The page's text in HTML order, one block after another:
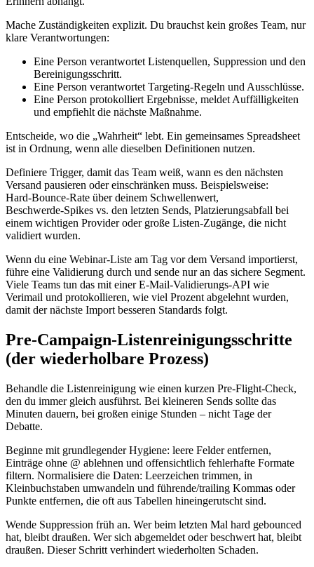
Mache Zuständigkeiten explizit. Du brauchst kein großes Team, nur
klare Verantwortungen:
Eine Person verantwortet Listenquellen, Suppression und den
Bereinigungsschritt.
Eine Person verantwortet Targeting‑Regeln und Ausschlüsse.
Eine Person protokolliert Ergebnisse, meldet Auffälligkeiten
und empfiehlt die nächste Maßnahme.
Entscheide, wo die „Wahrheit“ lebt. Ein gemeinsames Spreadsheet
ist in Ordnung, wenn alle dieselben Definitionen nutzen.
Definiere Trigger, damit das Team weiß, wann es den nächsten
Versand pausieren oder einschränken muss. Beispielsweise:
Hard‑Bounce‑Rate über deinem Schwellenwert,
Beschwerde‑Spikes vs. den letzten Sends, Platzierungsabfall bei
einem wichtigen Provider oder große Listen‑Zugänge, die nicht
validiert wurden.
Wenn du eine Webinar‑Liste am Tag vor dem Versand importierst,
führe eine Validierung durch und sende nur an das sichere Segment.
Viele Teams tun das mit einer E‑Mail‑Validierungs‑API wie
Verimail und protokollieren, wie viel Prozent abgelehnt wurden,
damit der nächste Import besseren Standards folgt.
Pre‑Campaign‑Listenreinigungsschritte
(der wiederholbare Prozess)
Behandle die Listenreinigung wie einen kurzen Pre‑Flight‑Check,
den du immer gleich ausführst. Bei kleineren Sends sollte das
Minuten dauern, bei großen einige Stunden – nicht Tage der
Debatte.
Beginne mit grundlegender Hygiene: leere Felder entfernen,
Einträge ohne @ ablehnen und offensichtlich fehlerhafte Formate
filtern. Normalisiere die Daten: Leerzeichen trimmen, in
Kleinbuchstaben umwandeln und führende/trailing Kommas oder
Punkte entfernen, die oft aus Tabellen hineingerutscht sind.
Wende Suppression früh an. Wer beim letzten Mal hard gebounced
hat, bleibt draußen. Wer sich abgemeldet oder beschwert hat, bleibt
draußen. Dieser Schritt verhindert wiederholten Schaden.